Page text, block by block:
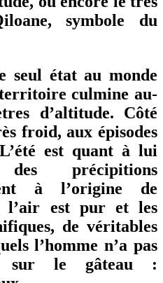
symbole du
seul état au monde
culmine au-
d’altitude. Côté
froid, aux épisodes
est quant à lui
précipitions
à l’origine de
l’air est pur et les
de véritables
l’homme n’a pas
sur le gâteau :